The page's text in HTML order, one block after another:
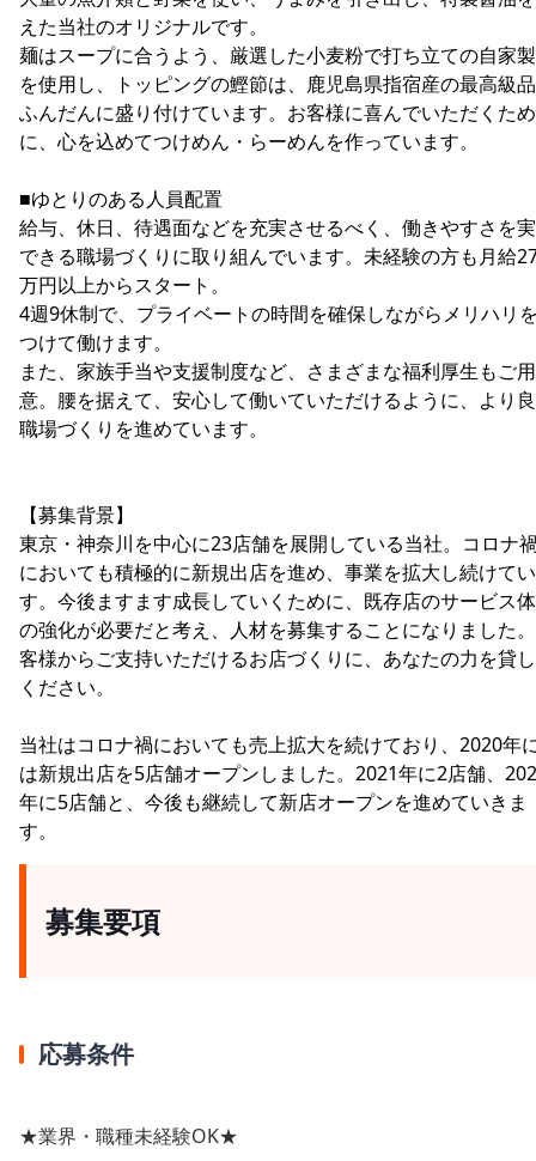
えた当社のオリジナルです。
麺はスープに合うよう、厳選した小麦粉で打ち立ての自家
を使用し、トッピングの鰹節は、鹿児島県指宿産の最高級
ふんだんに盛り付けています。お客様に喜んでいただくため
に、心を込めてつけめん・らーめんを作っています。
■ゆとりのある人員配置
給与、休日、待遇面などを充実させるべく、働きやすさを
できる職場づくりに取り組んでいます。未経験の方も月給
万円以上からスタート。
4週9休制で、プライベートの時間を確保しながらメリハリ
つけて働けます。
また、家族手当や支援制度など、さまざまな福利厚生もご用
意。腰を据えて、安心して働いていただけるように、より
職場づくりを進めています。
【募集背景】
東京・神奈川を中心に23店舗を展開している当社。コロナ
においても積極的に新規出店を進め、事業を拡大し続けて
す。今後ますます成長していくために、既存店のサービス
の強化が必要だと考え、人材を募集することになりました
客様からご支持いただけるお店づくりに、あなたの力を貸
ください。
当社はコロナ禍においても売上拡大を続けており、2020年
は新規出店を5店舗オープンしました。2021年に2店舗、
年に5店舗と、今後も継続して新店オープンを進めていきま
す。
募集要項
応募条件
★業界・職種未経験OK★